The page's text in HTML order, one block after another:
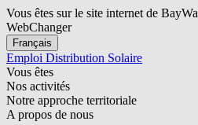
Vous êtes sur le site internet de
WebChanger
Français
Emploi Distribution Solaire
Vous êtes
Nos activités
Notre approche territoriale
A propos de nous